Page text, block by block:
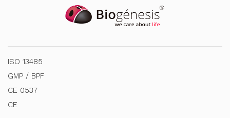
ISO 13485
GMP / BPF
CE 0537
CE